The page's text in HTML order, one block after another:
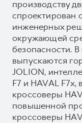
производству
спроектирован
инженерных
окружающей
безопасности.
выпускаются
JOLION,
F7 и HAVAL
кроссоверы
повышенной
кроссоверы